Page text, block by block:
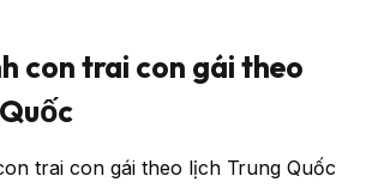
con trai con gái theo
trai con gái theo lịch Trung Quốc